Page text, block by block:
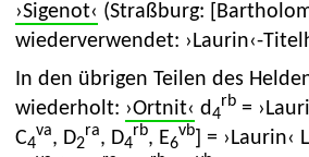
›Sigenot‹ (Straßburg:
wiederverwendet: ›Laurin‹-
In den übrigen Teilen des
wiederholt: ›Ortnit‹ d4
rb=
C4
va, D2
ra, D4
rb, E6
vb] = ›Laurin‹ L